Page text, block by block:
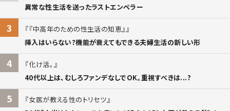
異常な性生活を送ったラストエンペラー
3
『中高年のための性生活の知恵』
挿入はいらない?機能が衰えてもできる夫婦生活の新しい形
4
化け活。
40代以上は、むしろファンデなしでOK。重視すべきは...?
5
女医が教える性のトリセツ